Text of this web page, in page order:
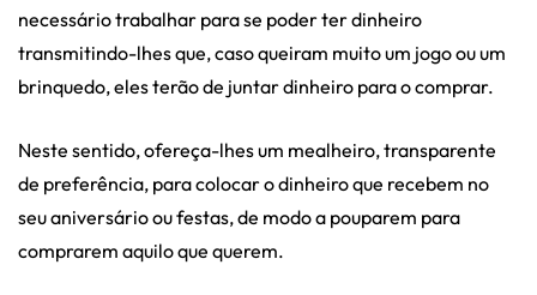
necessário trabalhar para se poder ter dinheiro
transmitindo-lhes que, caso queiram muito um jogo ou um
brinquedo, eles terão de juntar dinheiro para o comprar.
Neste sentido, ofereça-lhes um mealheiro, transparente
de preferência, para colocar o dinheiro que recebem no
seu aniversário ou festas, de modo a pouparem para
comprarem aquilo que querem.